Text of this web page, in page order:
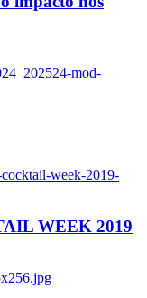
mod-
week-2019-
WEEK 2019